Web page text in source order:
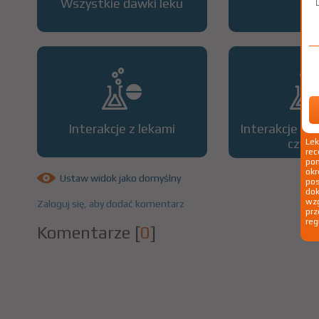
Wszystkie dawki leku
Interakcje z lekami
Interakcje z
Ustaw widok jako domyślny
Zaloguj się, aby dodać komentarz
Komentarze [0]